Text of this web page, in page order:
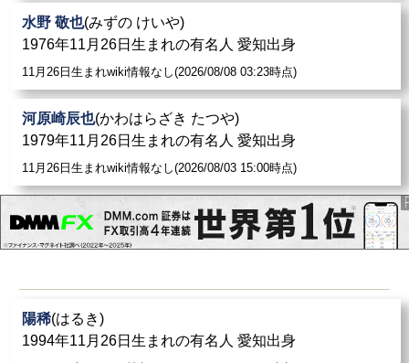
中務靖久: おたまじゃくし（中西亮太、ほりおし
野添義弘: やっぱりおしい刑事 第1回 (2021年3月7日、B
Sプレミアム・BS4K) - 山部正浩 役
渡瀬恒彦: NHKのテレビドラマ「おしん」では、並木浩
太役として出演し、おしんの1918年米騒動当時、山形県
酒田時代の初恋の相手でありながら、おしんの仕えた
「おかよ様」との間で三角関係に置かれ、「おかよ様」
ていくまで、老女となったおしんを見守る男性役を務め
た。
水野 敬也(みずの けいや)
1976年11月26日生まれの有名人 愛知出身
11月26日生まれwiki情報なし(2026/08/08 03:23時点)
河原崎辰也(かわはらざき たつや)
1979年11月26日生まれの有名人 愛知出身
11月26日生まれwiki情報なし(2026/08/03 15:00時点)
陽稀(はるき)
1994年11月26日生まれの有名人 愛知出身